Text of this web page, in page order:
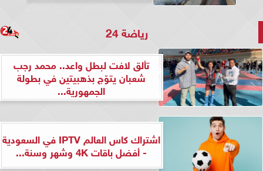
رياضة 24
تألق لافت لبطل واعد.. محمد رجب
شعبان يتوّج بذهبيتين في بطولة
الجمهورية...
اشتراك كاس العالم IPTV في السعودية
- أفضل باقات 4K وشهر وسنة...